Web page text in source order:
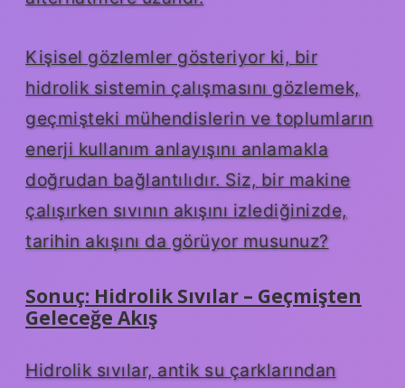
Kişisel gözlemler gösteriyor ki, bir
hidrolik sistemin çalışmasını gözlemek,
geçmişteki mühendislerin ve toplumların
enerji kullanım anlayışını anlamakla
doğrudan bağlantılıdır. Siz, bir makine
çalışırken sıvının akışını izlediğinizde,
tarihin akışını da görüyor musunuz?
Sonuç: Hidrolik Sıvılar – Geçmişten
Geleceğe Akış
Hidrolik sıvılar, antik su çarklarından